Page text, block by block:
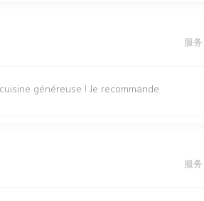
服务
généreuse ! Je recommande
服务